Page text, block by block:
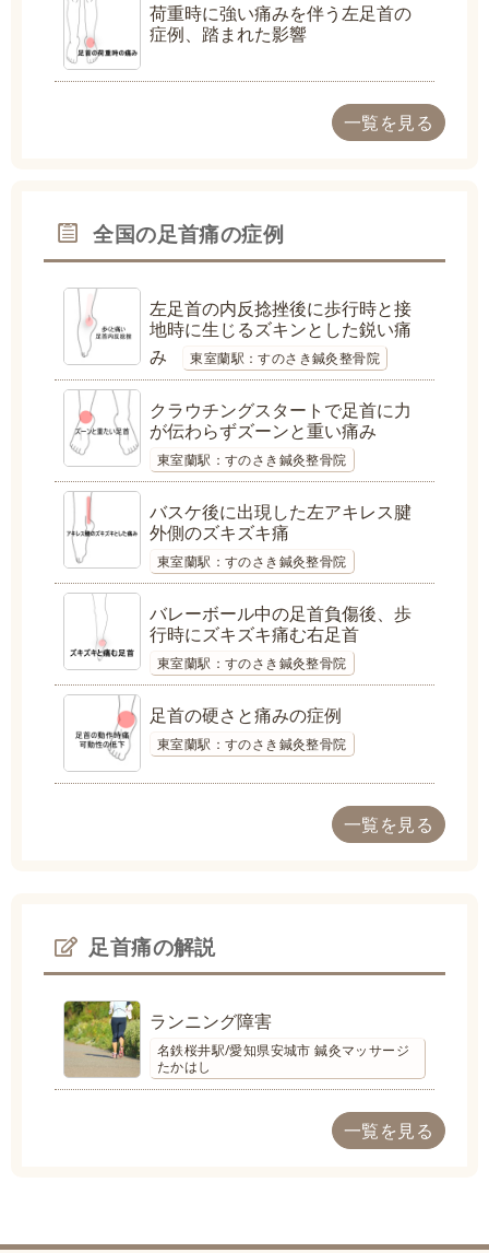
荷重時に強い痛みを伴う左足首の
症例、踏まれた影響
一覧を見る
全国の足首痛の症例
左足首の内反捻挫後に歩行時と接
地時に生じるズキンとした鋭い痛
み
東室蘭駅：すのさき鍼灸整骨院
クラウチングスタートで足首に力
が伝わらずズーンと重い痛み
東室蘭駅：すのさき鍼灸整骨院
バスケ後に出現した左アキレス腱
外側のズキズキ痛
東室蘭駅：すのさき鍼灸整骨院
バレーボール中の足首負傷後、歩
行時にズキズキ痛む右足首
東室蘭駅：すのさき鍼灸整骨院
足首の硬さと痛みの症例
東室蘭駅：すのさき鍼灸整骨院
一覧を見る
足首痛の解説
ランニング障害
名鉄桜井駅/愛知県安城市 鍼灸マッサージ
たかはし
一覧を見る